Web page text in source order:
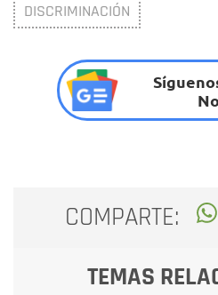
DISCRIMINACIÓN
COMPARTE:
TEMAS